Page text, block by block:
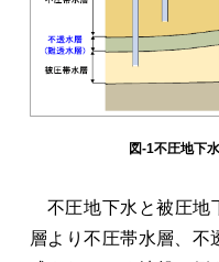
図-1不圧地下
不圧地下水と被圧地
層より不圧帯水層、不